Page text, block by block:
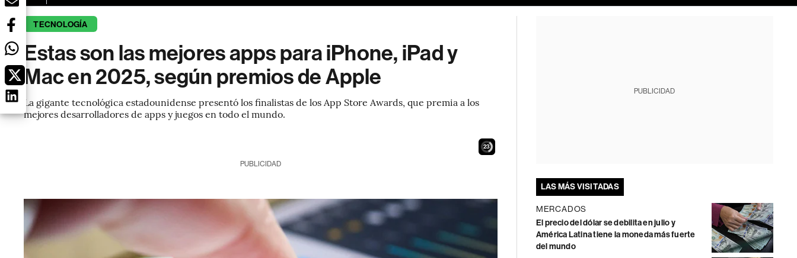
TECNOLOGÍA
Estas son las mejores apps para iPhone, iPad y
Mac en 2025, según premios de Apple
La gigante tecnológica estadounidense presentó los finalistas de los App Store Awards, que premia a los
mejores desarrolladores de apps y juegos en todo el mundo.
22
PUBLICIDAD
PUBLICIDAD
LAS MÁS VISITADAS
MERCADOS
El precio del dólar se debilita en julio y
América Latina tiene la moneda más fuerte
del mundo